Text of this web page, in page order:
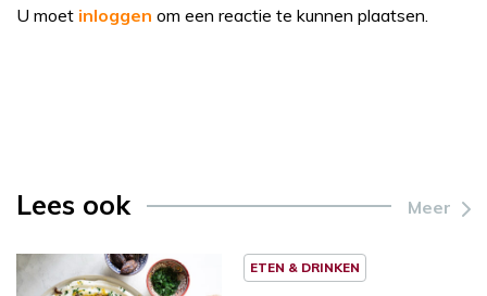
U moet inloggen om een reactie te kunnen plaatsen.
Lees ook Meer
ETEN & DRINKEN